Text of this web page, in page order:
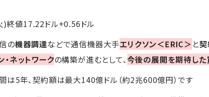
値17.22ドル+0.56ドル
の機器調達などで通信機器大手エリクソン＜ERIC＞ と
・ネットワークの構築が進むとして、今後の展開を期待した
5年、契約額は最大140億ドル（約2兆600億円）です